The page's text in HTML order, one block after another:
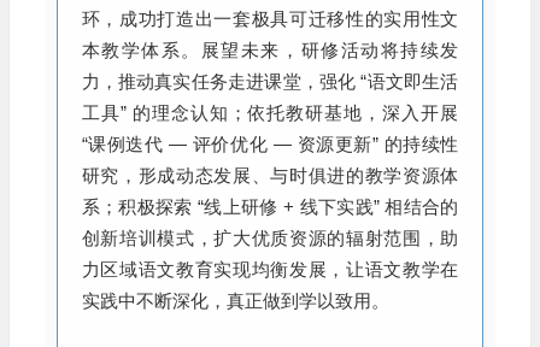
环，成功打造出一套极具可迁移性的实用性文
本教学体系。展望未来，研修活动将持续发
力，推动真实任务走进课堂，强化 “语文即生活
工具” 的理念认知；依托教研基地，深入开展
“课例迭代 — 评价优化 — 资源更新” 的持续性
研究，形成动态发展、与时俱进的教学资源体
系；积极探索 “线上研修 + 线下实践” 相结合的
创新培训模式，扩大优质资源的辐射范围，助
力区域语文教育实现均衡发展，让语文教学在
实践中不断深化，真正做到学以致用。